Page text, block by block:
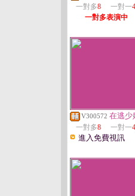
一對多8 一對一
一對多表演中
V300572 在逃少
一對多8 一對一
進入免費視訊